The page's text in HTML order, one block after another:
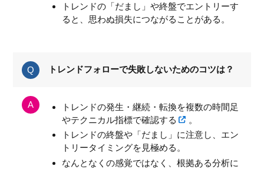
トレンドの「だまし」や終盤でエントリーす
ると、思わぬ損失につながることがある。
トレンドフォローで失敗しないためのコツは？
トレンドの発生・継続・転換を複数の時間足
やテクニカル指標で確認する
。
トレンドの終盤や「だまし」に注意し、エン
トリータイミングを見極める 。
なんとなくの感覚ではなく、根拠ある分析に